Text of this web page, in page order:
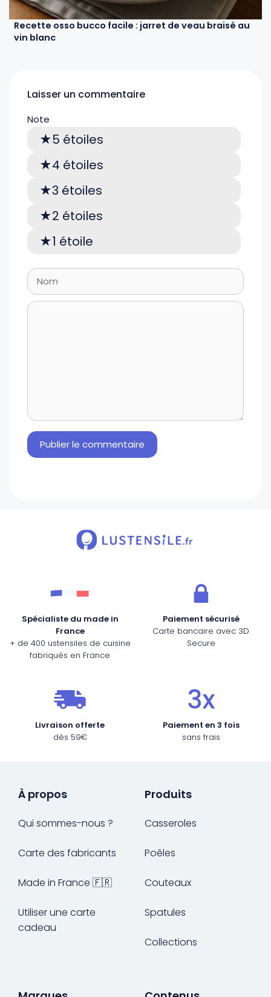
Recette osso bucco facile : jarret de veau braisé au
vin blanc
Laisser un commentaire
Note
5 étoiles
4 étoiles
3 étoiles
2 étoiles
1 étoile
Spécialiste du made in
France
+ de 400 ustensiles de cuisine
fabriqués en France
Paiement sécurisé
Carte bancaire avec 3D
Secure
Livraison offerte
dès 59€
Paiement en 3 fois
sans frais
À propos
Qui sommes-nous ?
Carte des fabricants
Made in France 🇫🇷
Utiliser une carte
cadeau
Produits
Casseroles
Poêles
Couteaux
Spatules
Collections